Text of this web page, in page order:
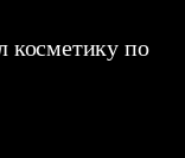
косметику по